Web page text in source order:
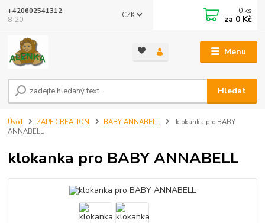
Menu
CZK
Hledat
+420602541312
8-20
0 ks
za 0 Kč
Úvod ZAPF CREATION BABY ANNABELL
klokanka pro BABY
ANNABELL
klokanka pro BABY ANNABELL